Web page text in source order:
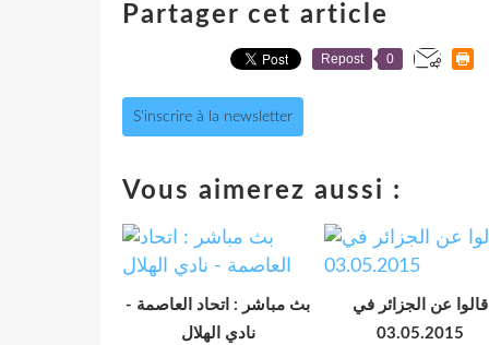
Partager cet article
Repost 0
S'inscrire à la newsletter
Vous aimerez aussi :
بث مباشر : اتحاد العاصمة -
نادي الهلال
قالوا عن الجزائر في
03.05.2015